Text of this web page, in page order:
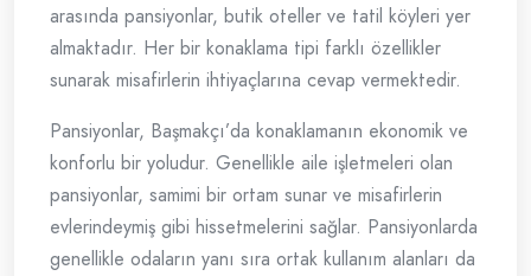
arasında pansiyonlar, butik oteller ve tatil köyleri yer
almaktadır. Her bir konaklama tipi farklı özellikler
sunarak misafirlerin ihtiyaçlarına cevap vermektedir.
Pansiyonlar, Başmakçı’da konaklamanın ekonomik ve
konforlu bir yoludur. Genellikle aile işletmeleri olan
pansiyonlar, samimi bir ortam sunar ve misafirlerin
evlerindeymiş gibi hissetmelerini sağlar. Pansiyonlarda
genellikle odaların yanı sıra ortak kullanım alanları da